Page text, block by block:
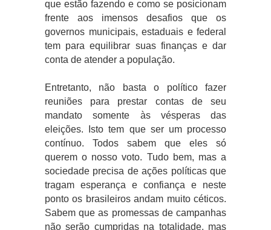
que estão fazendo e como se posicionam
frente aos imensos desafios que os
governos municipais, estaduais e federal
tem para equilibrar suas finanças e dar
conta de atender a população.
Entretanto, não basta o político fazer
reuniões para prestar contas de seu
mandato somente às vésperas das
eleições. Isto tem que ser um processo
contínuo. Todos sabem que eles só
querem o nosso voto. Tudo bem, mas a
sociedade precisa de ações políticas que
tragam esperança e confiança e neste
ponto os brasileiros andam muito céticos.
Sabem que as promessas de campanhas
não serão cumpridas na totalidade, mas